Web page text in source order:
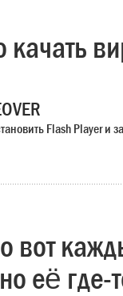
качать
Flash Player и
вот
её где-